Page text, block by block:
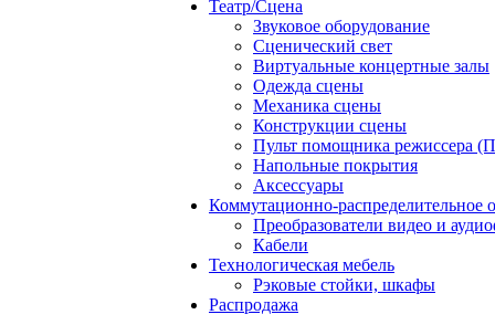
Театр/Сцена
Звуковое оборудование
Сценический свет
Виртуальные концертные залы
Одежда сцены
Механика сцены
Конструкции сцены
Пульт помощника режиссера
Напольные покрытия
Аксессуары
Коммутационно-распределительное
Преобразователи видео и
Кабели
Технологическая мебель
Рэковые стойки, шкафы
Распродажа